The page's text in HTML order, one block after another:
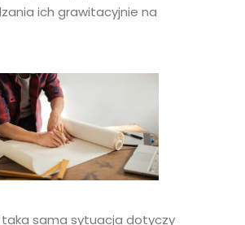
ich grawitacyjnie na
taka sama sytuacja dotyczy